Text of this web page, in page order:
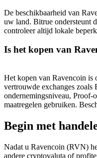
De beschikbaarheid van
uw land. Bitrue ondersteunt
controleer altijd lokale
Is het kopen van
Het kopen van Ravencoin is
vertrouwde exchanges
ondernemingsniveau, Proof-
maatregelen gebruiken.
Begin met
Nadat u Ravencoin (RVN)
andere cryptovaluta of